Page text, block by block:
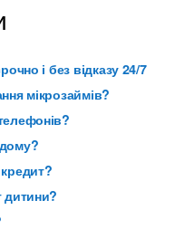
і без відказу 24/7
мікрозаймів?
дитини?